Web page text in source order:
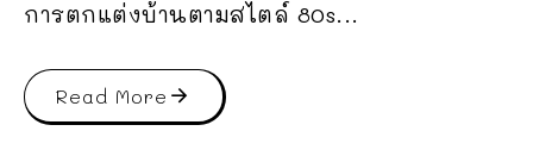
การตกแต่งบ้านตามสไตล์ 80s...
Read More